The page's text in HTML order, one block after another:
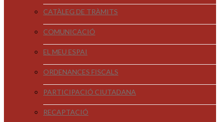
CATÀLEG DE TRÀMITS
COMUNICACIÓ
EL MEU ESPAI
ORDENANCES FISCALS
PARTICIPACIÓ CIUTADANA
RECAPTACIÓ